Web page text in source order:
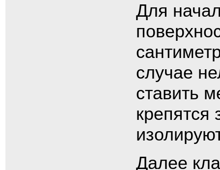
Для
случае
ставить
Далее